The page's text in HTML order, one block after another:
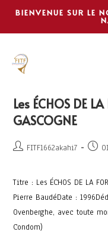
BIENVENUE SUR LE
Les ÉCHOS DE
GASCOGNE
FITF1662akahi7
Titre : Les ÉCHOS DE LA
Pierre BaudéDate :
Ovenberghe, avec toute
Condom)